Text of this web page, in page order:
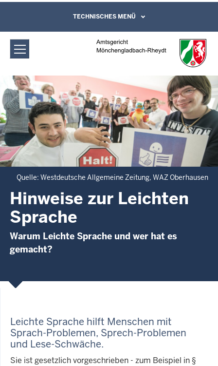
Amtsgericht Mönchengladbach-
Rheydt: Hinweise zur Leichten Sprache
Direkt zum Inhalt
Leichte Sprache, Gebärdensprachenvideo
und Kontaktformular
TECHNISCHES MENÜ
Quelle: Westdeutsche Allgemeine Zeitung, WAZ Oberhausen
Hinweise zur Leichten
Sprache
Warum Leichte Sprache und wer hat es
gemacht?
Leichte Sprache hilft Menschen mit
Sprach-Problemen, Sprech-Problemen
und Lese-Schwäche.
Sie ist gesetzlich vorgeschrieben - zum Beispiel in §